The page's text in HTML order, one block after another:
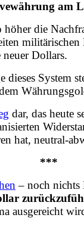
am
höher die
neuer Dollars.
dieses System
dar, das heute
hat, neutral-
***
– noch nichts
ausgereicht